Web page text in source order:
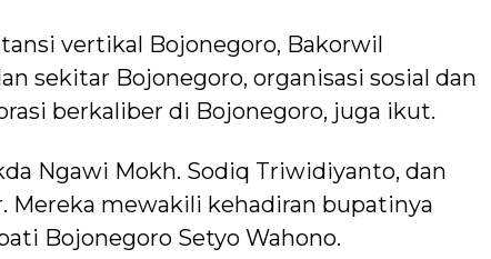
vertikal Bojonegoro, Bakorwil
sekitar Bojonegoro, organisasi sosial dan
berkaliber di Bojonegoro, juga ikut.
Ngawi Mokh. Sodiq Triwidiyanto, dan
Mereka mewakili kehadiran bupatinya
Bojonegoro Setyo Wahono.